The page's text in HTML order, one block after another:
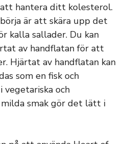
hantera ditt kolesterol.
är att skära upp det
kalla sallader. Du kan
av handflatan för att
Hjärtat av handflatan kan
som en fisk och
vegetariska och
milda smak gör det lätt i